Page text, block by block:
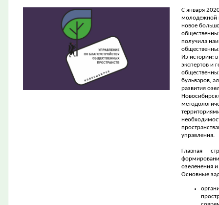
​С января
молодежной
новое
получила
Из истории:
экспертов и
бульваров,
развития
управления.
Главная
озеленения
Основные